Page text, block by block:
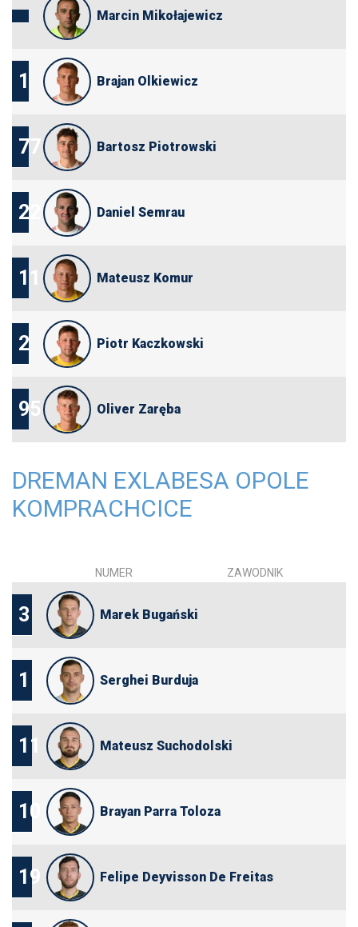
Marcin Mikołajewicz
1 Brajan Olkiewicz
77 Bartosz Piotrowski
22 Daniel Semrau
11 Mateusz Komur
2 Piotr Kaczkowski
95 Oliver Zaręba
DREMAN EXLABESA OPOLE
KOMPRACHCICE
NUMER ZAWODNIK
3 Marek Bugański
1 Serghei Burduja
11 Mateusz Suchodolski
10 Brayan Parra Toloza
19 Felipe Deyvisson De Freitas